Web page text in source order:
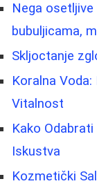
Nega
bubuljicama,
Skljoctanje
Koralna
Vitalnost
Kako
Iskustva
Kozmetički